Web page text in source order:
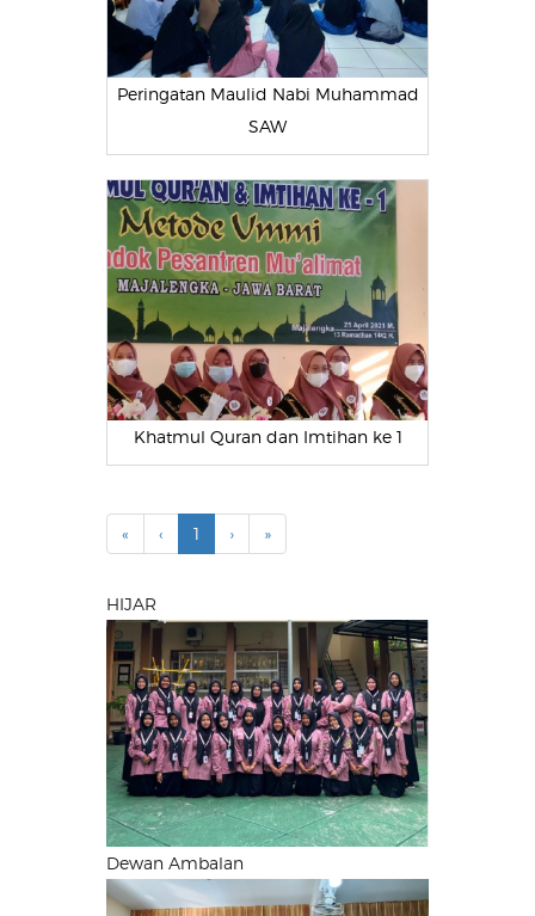
Peringatan Maulid Nabi Muhammad
SAW
Khatmul Quran dan Imtihan ke 1
« ‹ 1 › »
HIJAR
Dewan Ambalan